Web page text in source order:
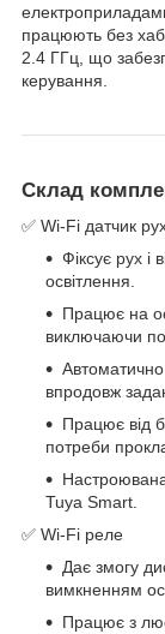
працюють без
2.4 ГГц, що
керування.
Склад
✅ Wi-Fi датчик
Фіксує рух і
освітлення.
Працює на
виключаючи
впродовж
Працює від
потреби
Настроювана
Tuya Smart.
✅ Wi-Fi реле
Дає змогу
вимкненням
Працює з